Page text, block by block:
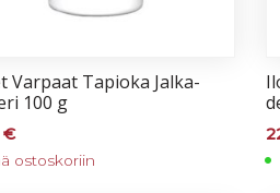
Var­paat Ta­pio­ka Jal­ka­
100 g
€
ostoskoriin